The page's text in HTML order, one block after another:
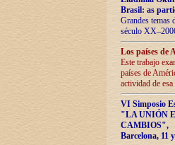
Brasil: as
Grandes temas
século
Los países de
Este trabajo
países de
actividad de
VI Simposio
"LA UNIÓN
CAMBIOS",
Barcelona, 11